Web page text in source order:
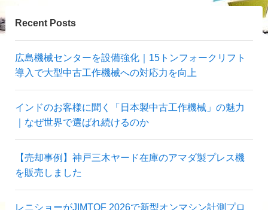
Recent Posts
広島機械センターを設備強化｜15トンフォークリフト
導入で大型中古工作機械への対応力を向上
インドのお客様に聞く「日本製中古工作機械」の魅力
｜なぜ世界で選ばれ続けるのか
【売却事例】神戸三木ヤード在庫のアマダ製プレス機
を販売しました
レニショーがJIMTOF 2026で新型オンマシン計測プロ